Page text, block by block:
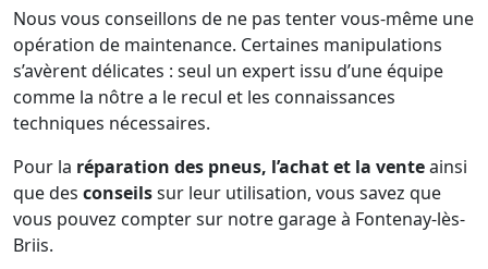
Nous vous conseillons de ne pas tenter vous-même une
opération de maintenance. Certaines manipulations
s’avèrent délicates : seul un expert issu d’une équipe
comme la nôtre a le recul et les connaissances
techniques nécessaires.
Pour la réparation des pneus, l’achat et la venteainsi
que des conseilssur leur utilisation, vous savez que
vous pouvez compter sur notre garage à Fontenay-lès-
Briis.